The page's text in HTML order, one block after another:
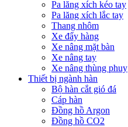
Pa lăng xích kéo tay
Pa lăng xích lắc tay
Thang nhôm
Xe đẩy hàng
Xe nâng mặt bàn
Xe nâng tay
Xe nâng thùng phuy
Thiết bị ngành hàn
Bộ hàn cắt gió đá
Cáp hàn
Đồng hồ Argon
Đồng hồ CO2